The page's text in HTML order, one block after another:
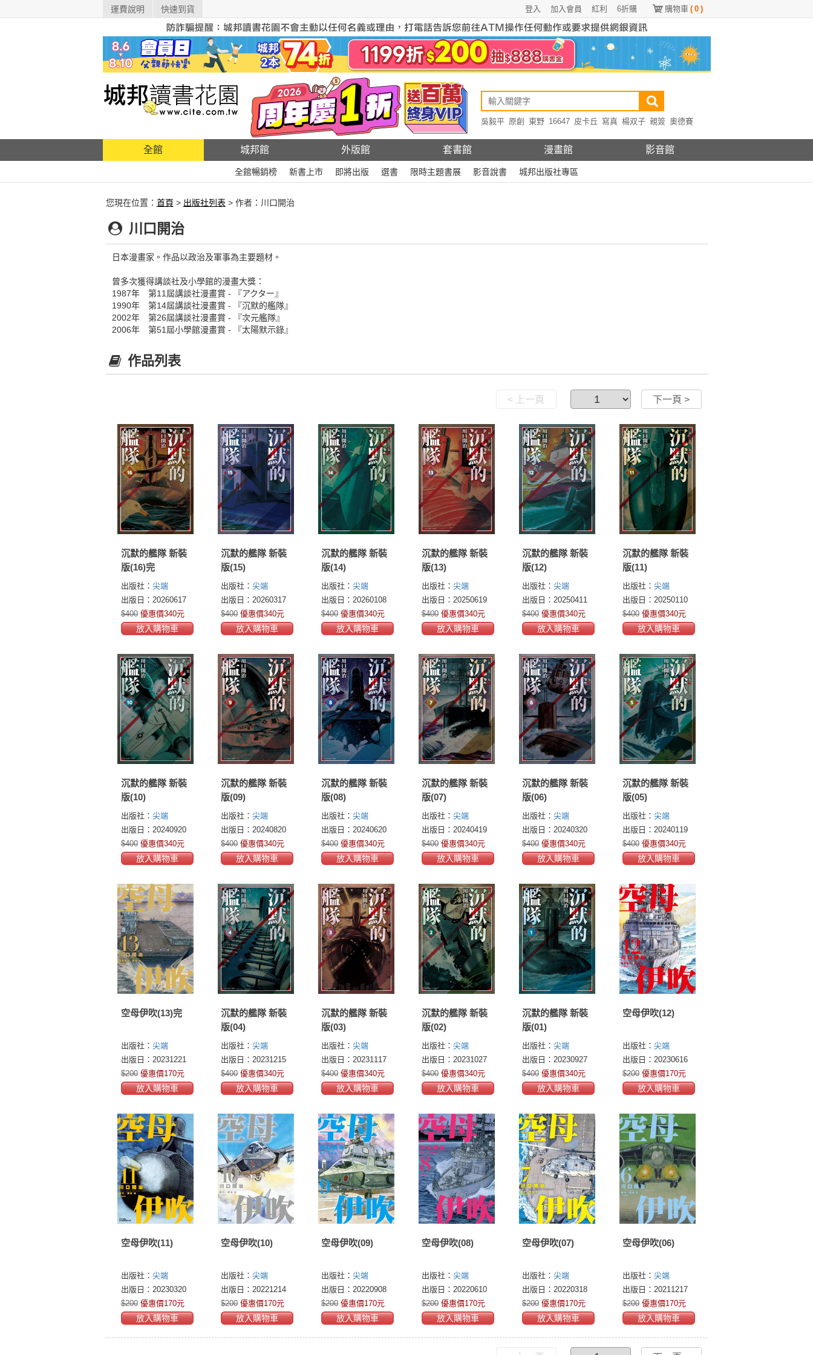
運費說明 快速到貨 購物車 ( 0 )
6折購
紅利
加入會員
登入
吳毅平 原創 東野 16647 皮卡丘 寫真 楊双子 親簽 奧德賽
全館 城邦館 外版館 套書館 漫畫館 影音館
全館暢銷榜 新書上市 即將出版 選書 限時主題書展 影音說書 城邦出版社專區
您現在位置： 首頁 > 出版社列表 > 作者：川口開治
川口開治
日本漫畫家。作品以政治及軍事為主要題材。
曾多次獲得講談社及小學館的漫畫大獎：
1987年 第11屆講談社漫畫賞 - 『アクター』
1990年 第14屆講談社漫畫賞 - 『沉默的艦隊』
2002年 第26屆講談社漫畫賞 - 『次元艦隊』
2006年 第51屆小學館漫畫賞 - 『太陽默示錄』
作品列表
< 上一頁 下一頁 >
沉默的艦隊 新裝
版(16)完
出版社： 尖端
出版日：20260617
$400 優惠價340元
放入購物車
沉默的艦隊 新裝
版(15)
出版社：尖端
出版日：20260317
$400 優惠價340元
放入購物車
沉默的艦隊 新裝
版(14)
出版社：尖端
出版日：20260108
$400 優惠價340元
放入購物車
沉默的艦隊 新裝
版(13)
出版社： 尖端
出版日：20250619
$400 優惠價340元
放入購物車
沉默的艦隊 新裝
版(12)
出版社： 尖端
出版日：20250411
$400 優惠價340元
放入購物車
沉默的艦隊 新裝
版(11)
出版社： 尖端
出版日：20250110
$400 優惠價340元
放入購物車
沉默的艦隊 新裝
版(10)
出版社： 尖端
出版日：20240920
$400 優惠價340元
放入購物車
沉默的艦隊 新裝
版(09)
出版社：尖端
出版日：20240820
$400 優惠價340元
放入購物車
沉默的艦隊 新裝
版(08)
出版社：尖端
出版日：20240620
$400 優惠價340元
放入購物車
沉默的艦隊 新裝
版(07)
出版社： 尖端
出版日：20240419
$400 優惠價340元
放入購物車
沉默的艦隊 新裝
版(06)
出版社： 尖端
出版日：20240320
$400 優惠價340元
放入購物車
沉默的艦隊 新裝
版(05)
出版社： 尖端
出版日：20240119
$400 優惠價340元
放入購物車
空母伊吹(13)完
出版社： 尖端
出版日：20231221
$200 優惠價170元
放入購物車
沉默的艦隊 新裝
版(04)
出版社：尖端
出版日：20231215
$400 優惠價340元
放入購物車
沉默的艦隊 新裝
版(03)
出版社：尖端
出版日：20231117
$400 優惠價340元
放入購物車
沉默的艦隊 新裝
版(02)
出版社： 尖端
出版日：20231027
$400 優惠價340元
放入購物車
沉默的艦隊 新裝
版(01)
出版社： 尖端
出版日：20230927
$400 優惠價340元
放入購物車
空母伊吹(12)
出版社： 尖端
出版日：20230616
$200 優惠價170元
放入購物車
空母伊吹(11)
出版社： 尖端
出版日：20230320
$200 優惠價170元
放入購物車
空母伊吹(10)
出版社：尖端
出版日：20221214
$200 優惠價170元
放入購物車
空母伊吹(09)
出版社：尖端
出版日：20220908
$200 優惠價170元
放入購物車
空母伊吹(08)
出版社： 尖端
出版日：20220610
$200 優惠價170元
放入購物車
空母伊吹(07)
出版社： 尖端
出版日：20220318
$200 優惠價170元
放入購物車
空母伊吹(06)
出版社： 尖端
出版日：20211217
$200 優惠價170元
放入購物車